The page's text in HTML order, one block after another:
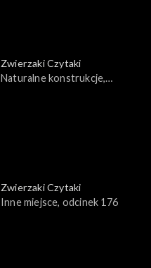
Zwierzaki Czytaki
Naturalne konstrukcje,
Zwierzaki Czytaki
Inne miejsce, odcinek 176